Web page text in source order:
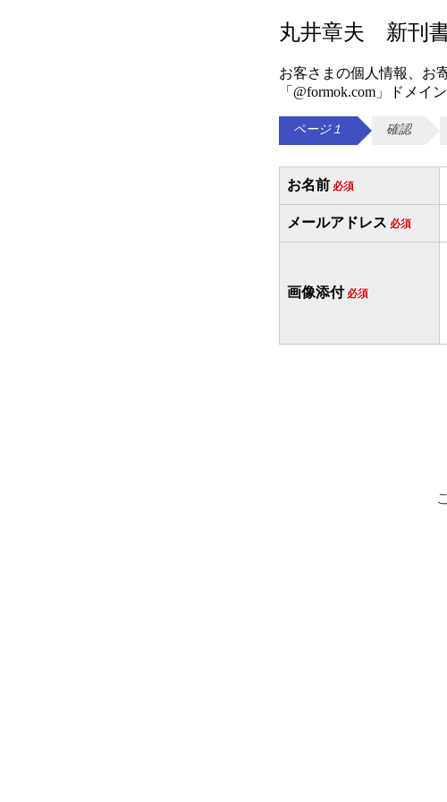
丸井章夫 新刊
お客さまの個人情報、お
「@formok.com」ドメイ
ページ１ 確認
お名前 必須
メールアドレス 必須
画像添付 必須